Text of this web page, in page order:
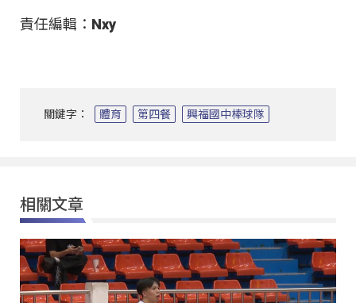
責任編輯：Nxy
關鍵字： 體育 第四餐 興福國中棒球隊
相關文章